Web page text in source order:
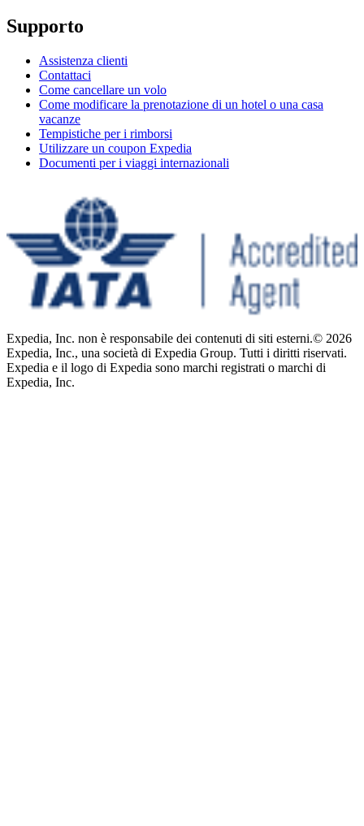
Supporto
Assistenza clienti
Contattaci
Come cancellare un volo
Come modificare la prenotazione di un hotel o una casa
vacanze
Tempistiche per i rimborsi
Utilizzare un coupon Expedia
Documenti per i viaggi internazionali
Expedia, Inc. non è responsabile dei contenuti di siti esterni.© 2026
Expedia, Inc., una società di Expedia Group. Tutti i diritti riservati.
Expedia e il logo di Expedia sono marchi registrati o marchi di
Expedia, Inc.